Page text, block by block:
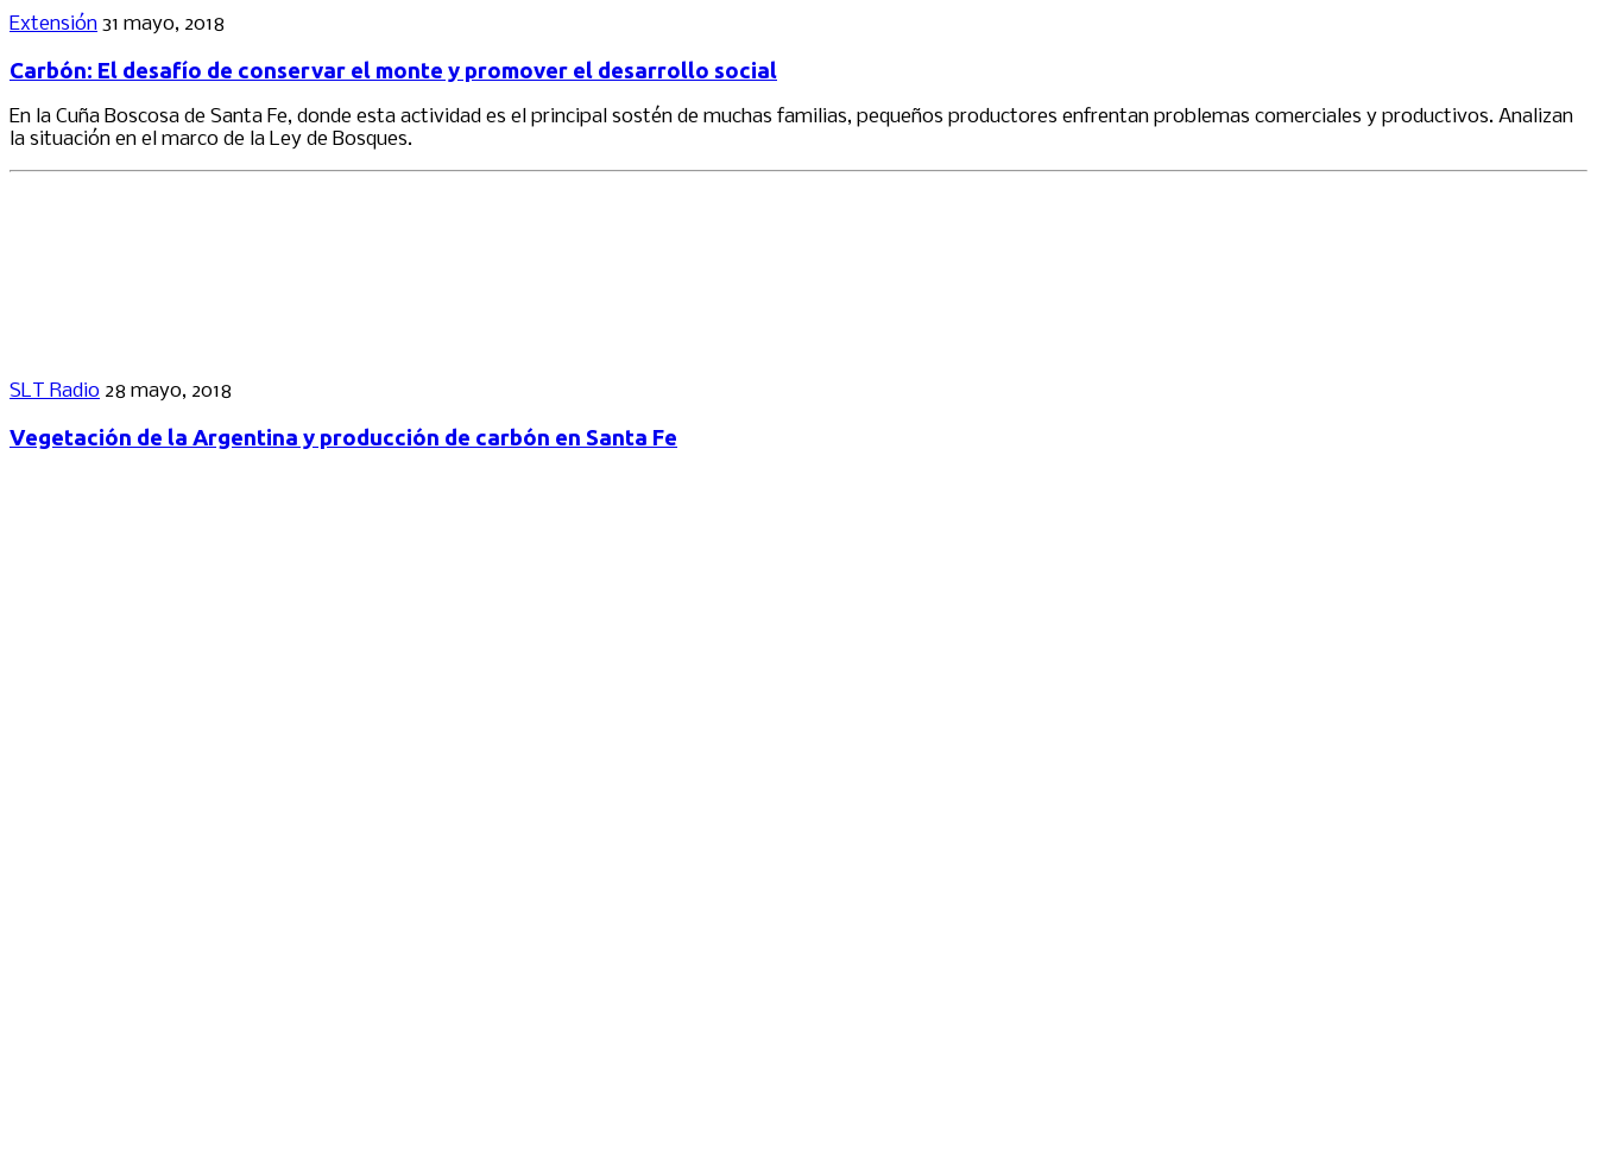
Extensión 31 mayo, 2018
Carbón: El desafío de conservar el monte y promover el desarrollo social
En la Cuña Boscosa de Santa Fe, donde esta actividad es el principal sostén de muchas familias, pequeños productores enfrentan problemas comerciales y productivos. Analizan
la situación en el marco de la Ley de Bosques.
SLT Radio 28 mayo, 2018
Vegetación de la Argentina y producción de carbón en Santa Fe